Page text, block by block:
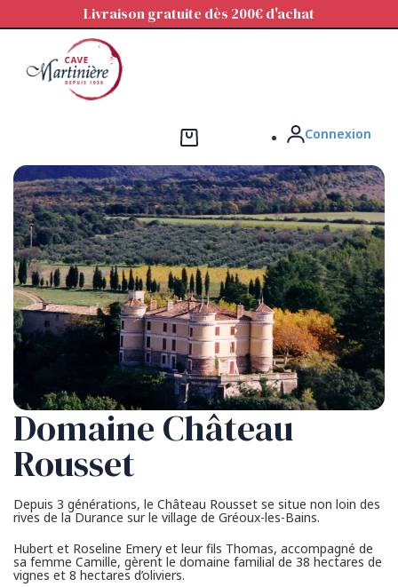
Livraison gratuite dès 200€ d'achat
Connexion
Domaine Château
Rousset
Depuis 3 générations, le Château Rousset se situe non loin des
rives de la Durance sur le village de Gréoux-les-Bains.
Hubert et Roseline Emery et leur fils Thomas, accompagné de
sa femme Camille, gèrent le domaine familial de 38 hectares de
vignes et 8 hectares d’oliviers.
Panneau de gestion des cookies